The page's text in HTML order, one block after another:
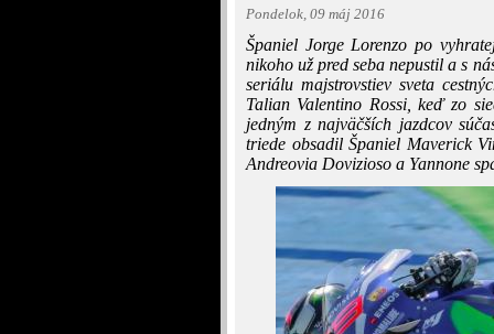
Pondelok, 09 máj 2016
Španiel Jorge Lorenzo po
nikoho už pred seba nepustil a s
seriálu majstrovstiev sveta
Talian Valentino Rossi, keď zo
jedným z najväčších jazdcov
triede obsadil Španiel Maverick
Andreovia Dovizioso a Yannone